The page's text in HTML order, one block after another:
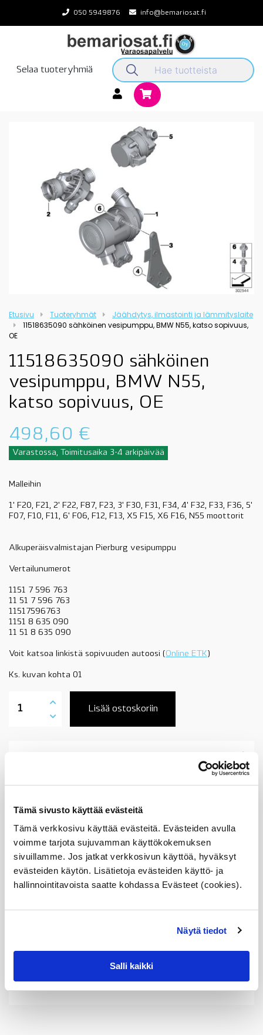
Tämä sivusto käyttää evästeitä
Tämä verkkosivu käyttää evästeitä. Evästeiden avulla
voimme tarjota sujuvamman käyttökokemuksen
sivuillamme. Jos jatkat verkkosivun käyttöä, hyväksyt
evästeiden käytön. Lisätietoja evästeiden käyttö- ja
hallinnointitavoista saatte kohdassa Evästeet (cookies).
Näytä tiedot
Salli kaikki
content
050 5949876 info@bemariosat.fi
Selaa tuoteryhmiä
Etusivu Tuoteryhmät
Jäähdytys, ilmastointi ja lämmityslaite
11518635090 sähköinen vesipumppu, BMW N55, katso sopivuus,
OE
11518635090 sähköinen
vesipumppu, BMW N55,
katso sopivuus, OE
498,60 €
Varastossa, Toimitusaika 3-4 arkipäivää
Malleihin
1' F20, F21, 2' F22, F87, F23, 3' F30, F31, F34, 4' F32, F33, F36, 5'
F07, F10, F11, 6' F06, F12, F13, X5 F15, X6 F16, N55 moottorit
Alkuperäisvalmistajan Pierburg vesipumppu
Vertailunumerot
1151 7 596 763
11 51 7 596 763
11517596763
1151 8 635 090
11 51 8 635 090
Voit katsoa linkistä sopivuuden autoosi (Online ETK)
Ks. kuvan kohta 01
sähköinen
vesipumppu,
Lisää ostoskoriin
Vertailunumerot
Osan vertailunumerot:
11517596763
1151 7 596 763
11 51 7 596 763
1151 8 635 090